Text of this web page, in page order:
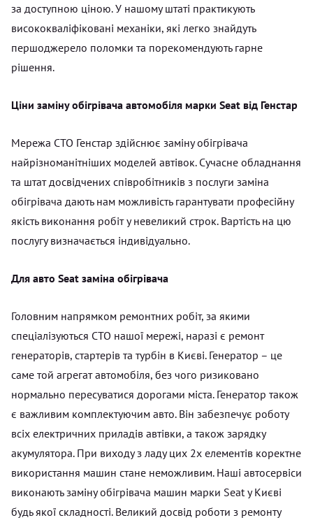
за доступною ціною. У нашому штаті практикують
висококваліфіковані механіки, які легко знайдуть
першоджерело поломки та порекомендують гарне
рішення.
Ціни заміну обігрівача автомобіля марки Seat від Генстар
Мережа СТО Генстар здійснює заміну обігрівача
найрізноманітніших моделей автівок. Сучасне обладнання
та штат досвідчених співробітників з послуги заміна
обігрівача дають нам можливість гарантувати професійну
якість виконання робіт у невеликий строк. Вартість на цю
послугу визначається індивідуально.
Для авто Seat заміна обігрівача
Головним напрямком ремонтних робіт, за якими
спеціалізуються СТО нашої мережі, наразі є ремонт
генераторів, стартерів та турбін в Києві. Генератор – це
саме той агрегат автомобіля, без чого ризиковано
нормально пересуватися дорогами міста. Генератор також
є важливим комплектуючим авто. Він забезпечує роботу
всіх електричних приладів автівки, а також зарядку
акумулятора. При виходу з ладу цих 2х елементів коректне
використання машин стане неможливим. Наші автосервіси
виконають заміну обігрівача машин марки Seat у Києві
будь якої складності. Великий досвід роботи з ремонту